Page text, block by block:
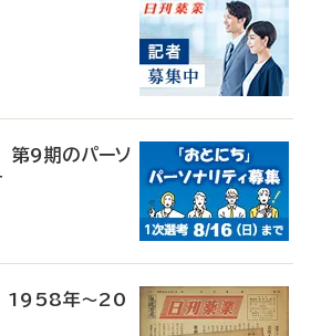
9期のパーソ
1958年～20